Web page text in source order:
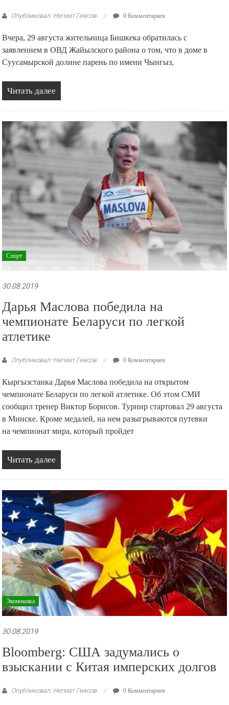
Опубликовал: Негмат Гиясов 0 Комментариев
Вчера, 29 августа жительница Бишкека обратилась с
заявлением в ОВД Жайылского района о том, что в доме в
Суусамырской долине парень по имени Чынгыз,
Читать далее
Спорт
30.08.2019
Дарья Маслова победила на
чемпионате Беларуси по легкой
атлетике
Опубликовал: Негмат Гиясов 0 Комментариев
Кыргызстанка Дарья Маслова победила на открытом
чемпионате Беларуси по легкой атлетике. Об этом СМИ
сообщил тренер Виктор Борисов. Турнир стартовал 29 августа
в Минске. Кроме медалей, на нем разыгрываются путевки
на чемпионат мира, который пройдет
Читать далее
Экономика
30.08.2019
Bloomberg: США задумались о
взыскании с Китая имперских долгов
Опубликовал: Негмат Гиясов 0 Комментариев